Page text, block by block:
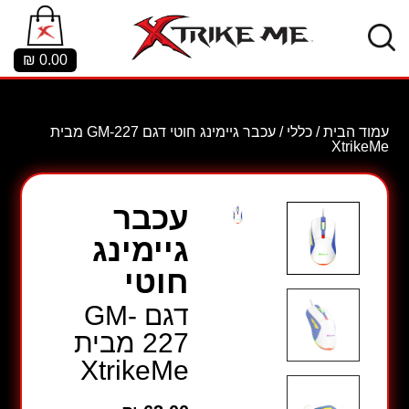
0.00
₪
עמוד הבית/כללי
/ עכבר גיימינג חוטי דגם GM-227 מבית
XtrikeMe
עכבר
גיימינג
חוטי
דגם GM-
227 מבית
XtrikeMe